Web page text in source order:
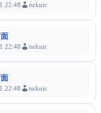
22:48 tsrknic
22:48 tsrknic
22:48 tsrknic